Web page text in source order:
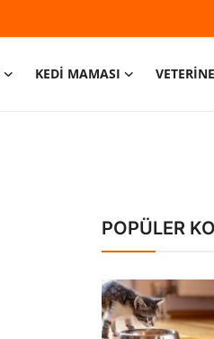
KEDİ MAMASI
POPÜLER